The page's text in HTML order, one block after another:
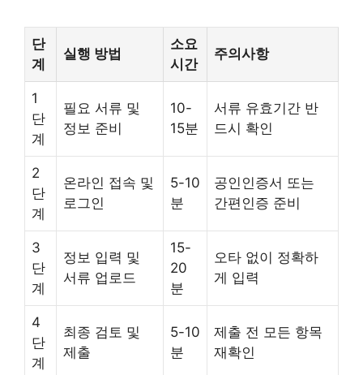
단
계
실행 방법
소요
시간
주의사항
1
단
계
필요 서류 및
정보 준비
10-
15분
서류 유효기간 반
드시 확인
2
단
계
온라인 접속 및
로그인
5-10
분
공인인증서 또는
간편인증 준비
3
단
계
정보 입력 및
서류 업로드
15-
20
분
오타 없이 정확하
게 입력
4
단
계
최종 검토 및
제출
5-10
분
제출 전 모든 항목
재확인